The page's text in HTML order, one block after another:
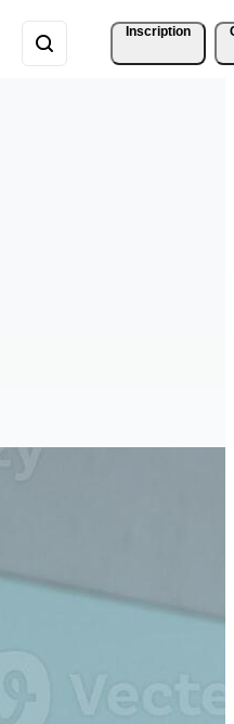
Inscription